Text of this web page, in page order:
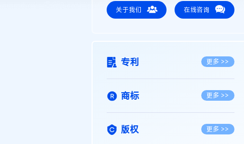
关于我们 在线咨询
专利 更多 >>
商标 更多 >>
版权 更多 >>